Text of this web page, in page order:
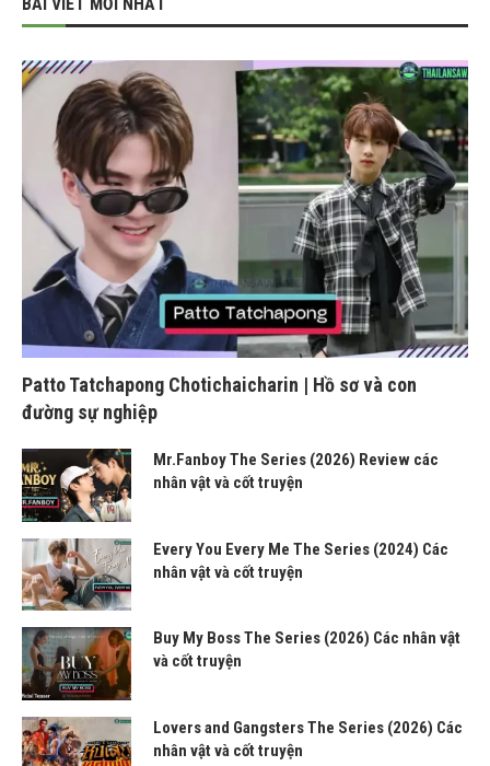
Patto Tatchapong Chotichaicharin | Hồ sơ và con
đường sự nghiệp
Mr.Fanboy The Series (2026) Review các
nhân vật và cốt truyện
Every You Every Me The Series (2024) Các
nhân vật và cốt truyện
Buy My Boss The Series (2026) Các nhân vật
và cốt truyện
Lovers and Gangsters The Series (2026) Các
nhân vật và cốt truyện